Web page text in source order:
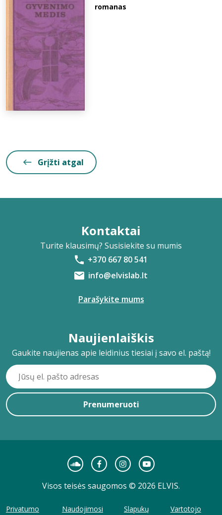
romanas
Grįžti atgal
Kontaktai
Turite klausimų? Susisiekite su mumis
+370 667 80 541
info@elvislab.lt
Parašykite mums
Naujienlaiškis
Gaukite naujienas apie leidinius tiesiai į savo el. paštą!
Prenumeruoti
Visos teisės saugomos © 2026 ELVIS.
Privatumo
Naudojimosi
Slapukų
Vartotojo